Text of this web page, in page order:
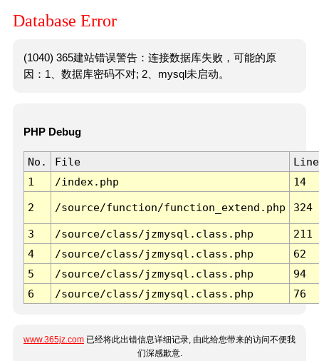
Database Error
(1040) 365建站错误警告：连接数据库失败，可能的原
因：1、数据库密码不对; 2、mysql未启动。
PHP Debug
No. File
Line
1
/index.php 14
2 /source/function/function_extend.php 324
3 /source/class/jzmysql.class.php
211
4
/source/class/jzmysql.class.php
62
5
/source/class/jzmysql.class.php
94
6
/source/class/jzmysql.class.php 76
www.365jz.com 已经将此出错信息详细记录, 由此给您带来的访问不便我
们深感歉意.